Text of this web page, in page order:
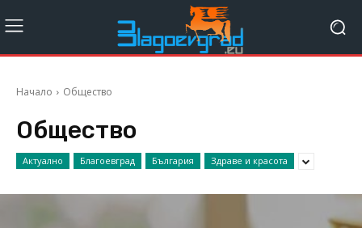
Начало Общество
Общество
Актуално Благоевград България Здраве и красота